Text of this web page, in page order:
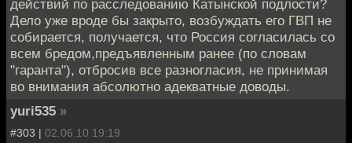
действий по расследованию Катынской подлости?
Дело уже вроде бы закрыто, возбуждать его ГВП не
собирается, получается, что Россия согласилась со
всем бредом,предъявленным ранее (по словам
"гаранта"), отбросив все разногласия, не принимая
во внимания абсолютно адекватные доводы.
yuri535 »
#303 | 02.06.10 19:19